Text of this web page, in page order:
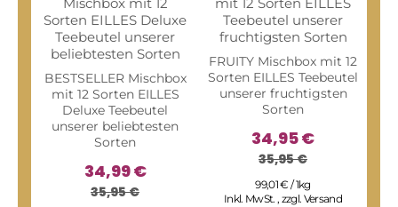
BESTSELLER Mischbox
mit 12 Sorten EILLES
Deluxe Teebeutel
unserer beliebtesten
Sorten
34,99 €
35,95 €
FRUITY Mischbox mit 12
Sorten EILLES Teebeutel
unserer fruchtigsten
Sorten
34,95 €
35,95 €
99,01 € / 1kg
Inkl. MwSt. , zzgl. Versand